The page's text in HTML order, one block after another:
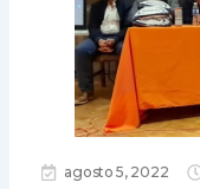
agosto 5, 2022